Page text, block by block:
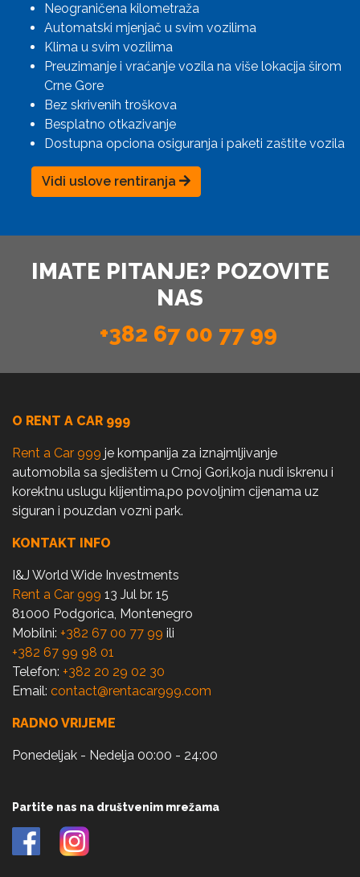
Neograničena kilometraža
Automatski mjenjač u svim vozilima
Klima u svim vozilima
Preuzimanje i vraćanje vozila na više lokacija širom
Crne Gore
Bez skrivenih troškova
Besplatno otkazivanje
Dostupna opciona osiguranja i paketi zaštite vozila
Vidi uslove rentiranja
IMATE PITANJE? POZOVITE
NAS
+382 67 00 77 99
O RENT A CAR 999
Rent a Car 999 je kompanija za iznajmljivanje
automobila sa sjedištem u Crnoj Gori,koja nudi iskrenu i
korektnu uslugu klijentima,po povoljnim cijenama uz
siguran i pouzdan vozni park.
KONTAKT INFO
I&J World Wide Investments
Rent a Car 999 13 Jul br. 15
81000 Podgorica, Montenegro
Mobilni: +382 67 00 77 99 ili
+382 67 99 98 01
Telefon: +382 20 29 02 30
Email: contact@rentacar999.com
RADNO VRIJEME
Ponedeljak - Nedelja 00:00 - 24:00
Partite nas na društvenim mrežama